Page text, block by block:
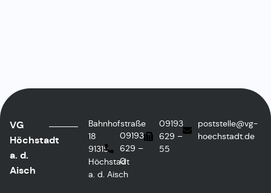
VG
Höchstadt
a. d.
Aisch
Bahnhofstraße
18
91315
Höchstadt
a. d. Aisch
09193
629 –
0
09193
629 –
55
poststelle@vg-
hoechstadt.de